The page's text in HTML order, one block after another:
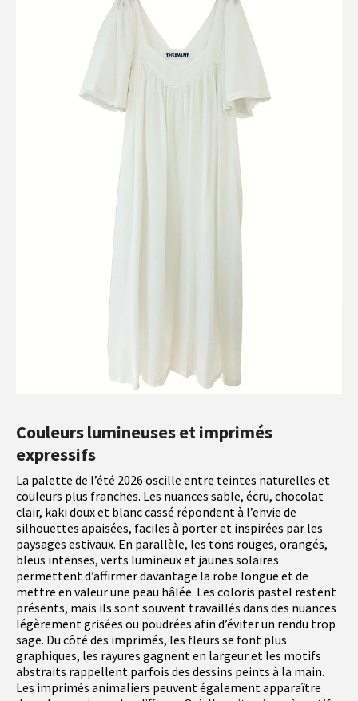
Couleurs lumineuses et imprimés
expressifs
La palette de l’été 2026 oscille entre teintes naturelles et
couleurs plus franches. Les nuances sable, écru, chocolat
clair, kaki doux et blanc cassé répondent à l’envie de
silhouettes apaisées, faciles à porter et inspirées par les
paysages estivaux. En parallèle, les tons rouges, orangés,
bleus intenses, verts lumineux et jaunes solaires
permettent d’affirmer davantage la robe longue et de
mettre en valeur une peau hâlée. Les coloris pastel restent
présents, mais ils sont souvent travaillés dans des nuances
légèrement grisées ou poudrées afin d’éviter un rendu trop
sage. Du côté des imprimés, les fleurs se font plus
graphiques, les rayures gagnent en largeur et les motifs
abstraits rappellent parfois des dessins peints à la main.
Les imprimés animaliers peuvent également apparaître